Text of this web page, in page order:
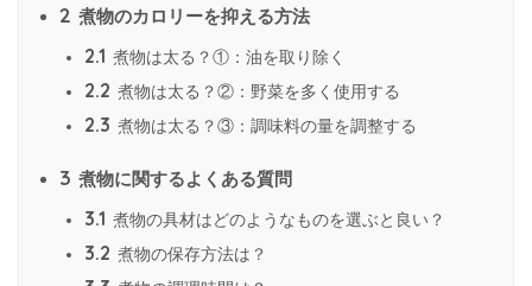
2 煮物のカロリーを抑える方法
2.1 煮物は太る？①：油を取り除く
2.2 煮物は太る？②：野菜を多く使用する
2.3 煮物は太る？③：調味料の量を調整する
3 煮物に関するよくある質問
3.1 煮物の具材はどのようなものを選ぶと良い？
3.2 煮物の保存方法は？